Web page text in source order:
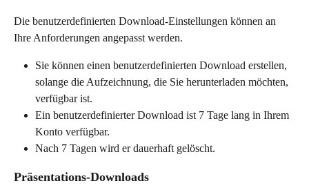
Die benutzerdefinierten Download-Einstellungen können an
Ihre Anforderungen angepasst werden.
Sie können einen benutzerdefinierten Download erstellen,
solange die Aufzeichnung, die Sie herunterladen möchten,
verfügbar ist.
Ein benutzerdefinierter Download ist 7 Tage lang in Ihrem
Konto verfügbar.
Nach 7 Tagen wird er dauerhaft gelöscht.
Präsentations-Downloads